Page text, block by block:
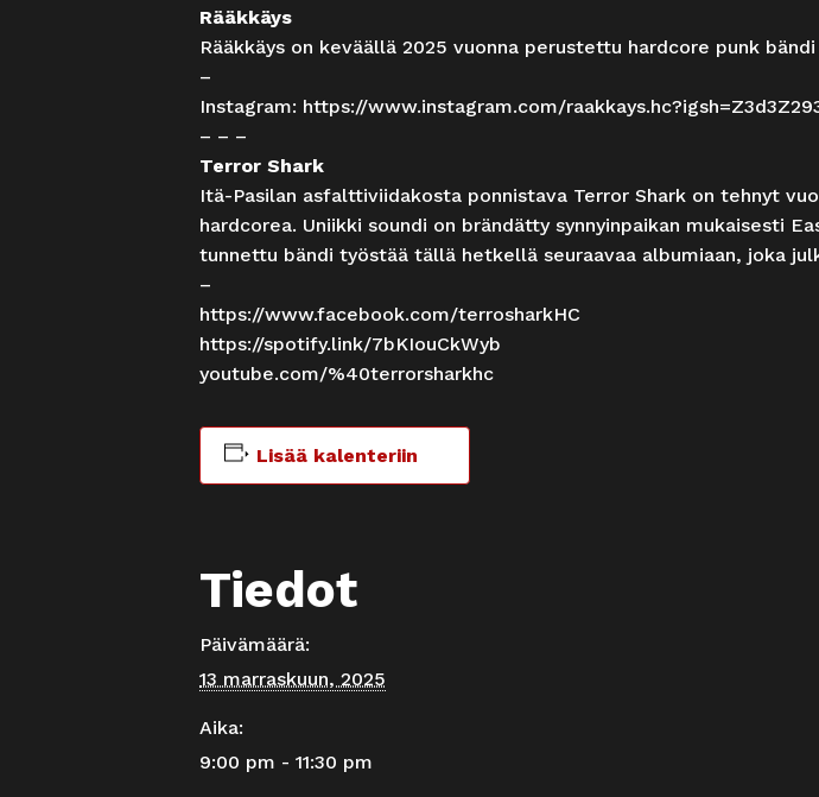
Rääkkäys
Rääkkäys on keväällä 2025 vuonna perustettu hardcore punk
–
Instagram: https://www.instagram.com/
– – –
Terror Shark
Itä-Pasilan asfalttiviidakosta ponnistava Terror Shark on tehnyt
hardcorea. Uniikki soundi on brändätty synnyinpaikan mukaisesti
tunnettu bändi työstää tällä hetkellä seuraavaa albumiaan, joka
–
https://www.facebook.com/terrosharkHC
https://spotify.link/7bKIouCkWyb
youtube.com/%40terrorsharkhc
Lisää kalenteriin
Tiedot
Päivämäärä:
13 marraskuun, 2025
Aika:
9:00 pm - 11:30 pm